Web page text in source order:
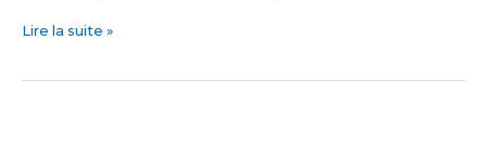
Lire la suite »